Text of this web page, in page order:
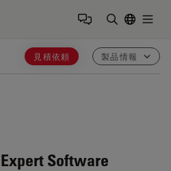
見積依頼 製品情報
Software